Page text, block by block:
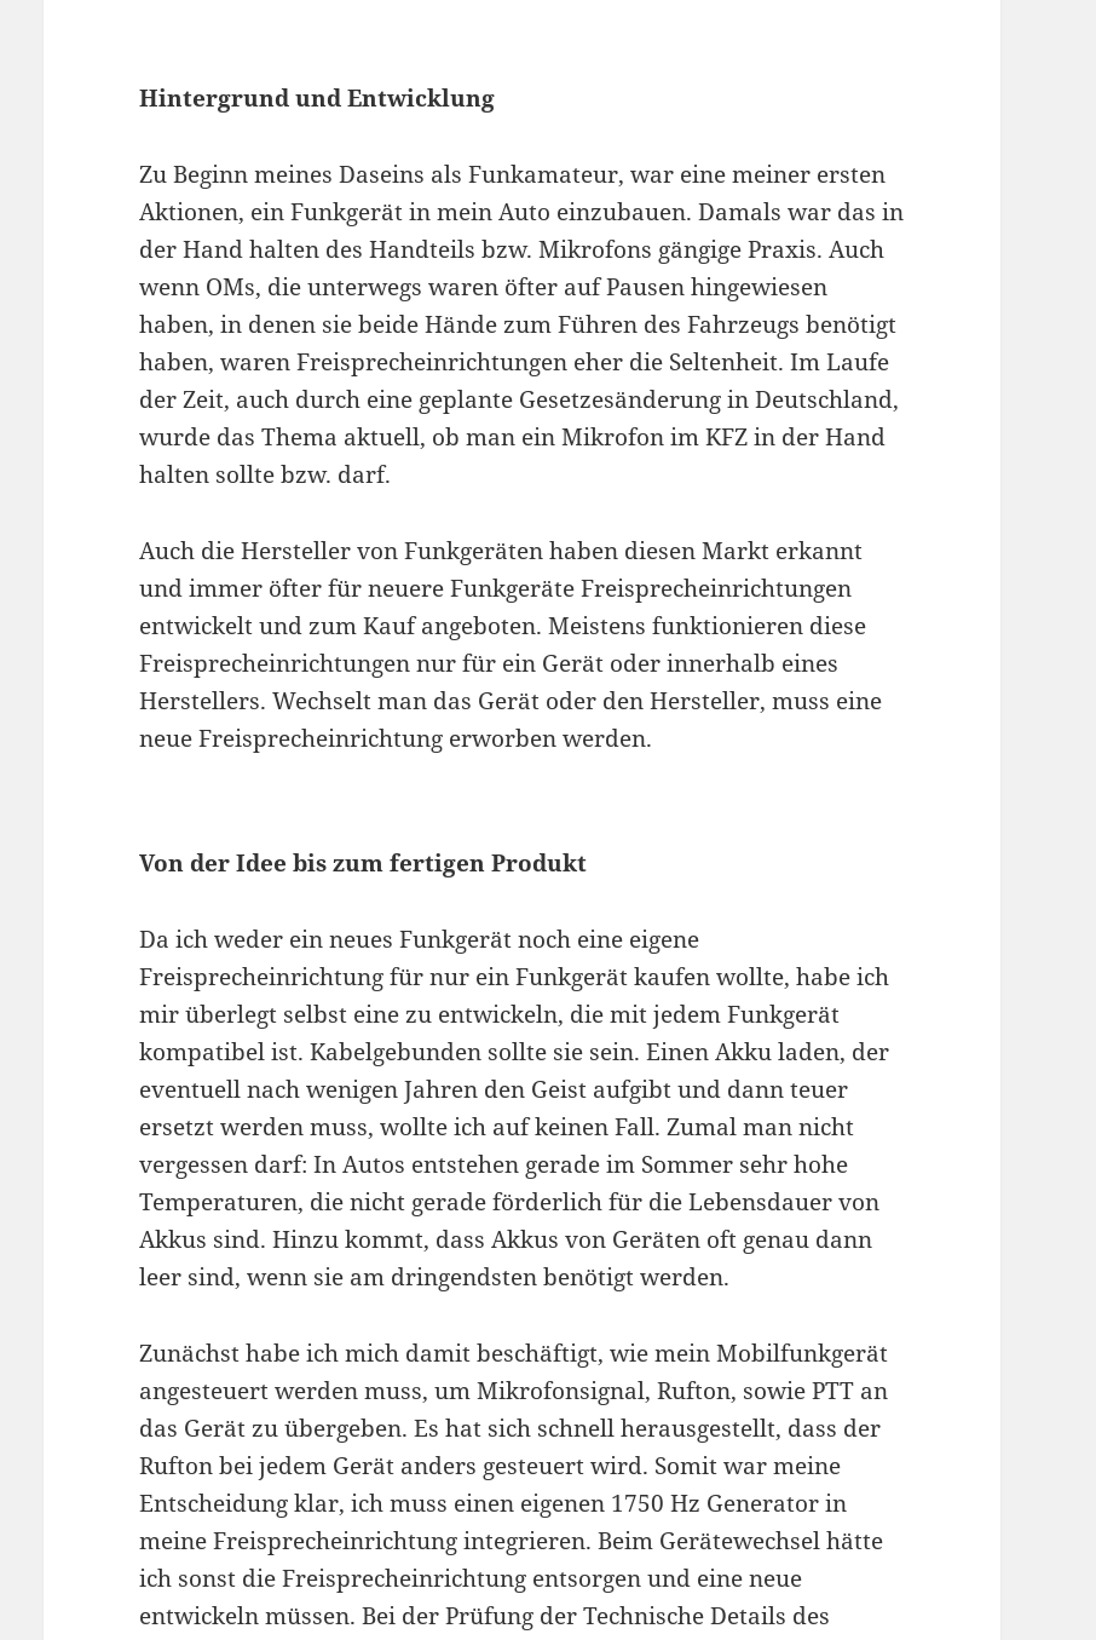
Hintergrund und Entwicklung
Zu Beginn meines Daseins als Funkamateur, war eine meiner ersten
Aktionen, ein Funkgerät in mein Auto einzubauen. Damals war das in
der Hand halten des Handteils bzw. Mikrofons gängige Praxis. Auch
wenn OMs, die unterwegs waren öfter auf Pausen hingewiesen
haben, in denen sie beide Hände zum Führen des Fahrzeugs benötigt
haben, waren Freisprecheinrichtungen eher die Seltenheit. Im Laufe
der Zeit, auch durch eine geplante Gesetzesänderung in Deutschland,
wurde das Thema aktuell, ob man ein Mikrofon im KFZ in der Hand
halten sollte bzw. darf.
Auch die Hersteller von Funkgeräten haben diesen Markt erkannt
und immer öfter für neuere Funkgeräte Freisprecheinrichtungen
entwickelt und zum Kauf angeboten. Meistens funktionieren diese
Freisprecheinrichtungen nur für ein Gerät oder innerhalb eines
Herstellers. Wechselt man das Gerät oder den Hersteller, muss eine
neue Freisprecheinrichtung erworben werden.
Von der Idee bis zum fertigen Produkt
Da ich weder ein neues Funkgerät noch eine eigene
Freisprecheinrichtung für nur ein Funkgerät kaufen wollte, habe ich
mir überlegt selbst eine zu entwickeln, die mit jedem Funkgerät
kompatibel ist. Kabelgebunden sollte sie sein. Einen Akku laden, der
eventuell nach wenigen Jahren den Geist aufgibt und dann teuer
ersetzt werden muss, wollte ich auf keinen Fall. Zumal man nicht
vergessen darf: In Autos entstehen gerade im Sommer sehr hohe
Temperaturen, die nicht gerade förderlich für die Lebensdauer von
Akkus sind. Hinzu kommt, dass Akkus von Geräten oft genau dann
leer sind, wenn sie am dringendsten benötigt werden.
Zunächst habe ich mich damit beschäftigt, wie mein Mobilfunkgerät
angesteuert werden muss, um Mikrofonsignal, Rufton, sowie PTT an
das Gerät zu übergeben. Es hat sich schnell herausgestellt, dass der
Rufton bei jedem Gerät anders gesteuert wird. Somit war meine
Entscheidung klar, ich muss einen eigenen 1750 Hz Generator in
meine Freisprecheinrichtung integrieren. Beim Gerätewechsel hätte
ich sonst die Freisprecheinrichtung entsorgen und eine neue
entwickeln müssen. Bei der Prüfung der Technische Details des